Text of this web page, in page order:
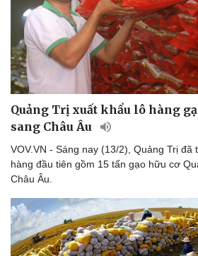
Doanh nghiệp
Thông tin doanh nghiệp
Doanh nhân
Vì cộng đồng
Công
Sành
Trải
Quảng Trị xuất khẩu lô hàng
sang Châu Âu
VOV.VN - Sáng nay (13/2), Quảng Trị đã
hàng đầu tiên gồm 15 tấn gạo hữu cơ
Châu Âu.